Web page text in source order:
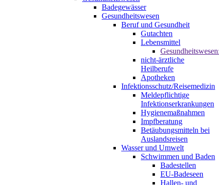
Badegewässer
Gesundheitswesen
Beruf und Gesundheit
Gutachten
Lebensmittel
nicht-ärztliche
Heilberufe
Apotheken
Infektionsschutz/Reisemedizin
Meldepflichtige
Infektionserkrankungen
Hygienemaßnahmen
Impfberatung
Betäubungsmitteln bei
Auslandsreisen
Wasser und Umwelt
Schwimmen und Baden
Badestellen
EU-Badeseen
Hallen- und